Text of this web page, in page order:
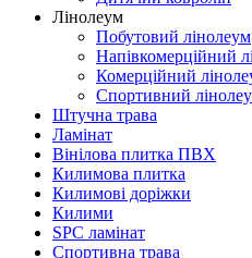
Лінолеум
Побутовий лінолеум
Напівкомерційний
Комерційний
Спортивний
Штучна трава
Ламінат
Вінілова плитка ПВХ
Килимова плитка
Килимові доріжки
Килими
SPC ламінат
Спортивна трава